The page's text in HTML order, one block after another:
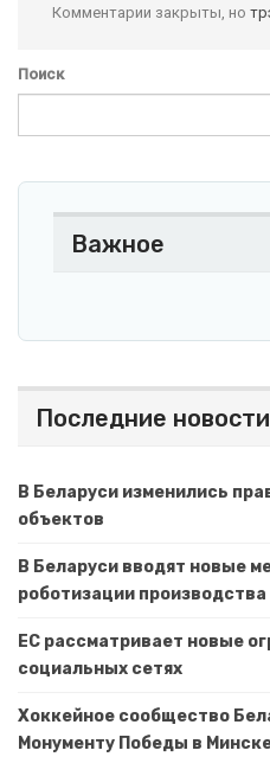
Комментарии закрыты, но
Поиск
Важное
Последние новости
В Беларуси изменились
объектов
В Беларуси вводят новые
роботизации производства
ЕС рассматривает новые
социальных сетях
Хоккейное сообщество
Монументу Победы в